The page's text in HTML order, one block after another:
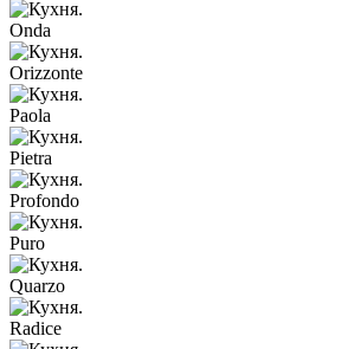
Onda
Orizzonte
Paola
Pietra
Profondo
Puro
Quarzo
Radice